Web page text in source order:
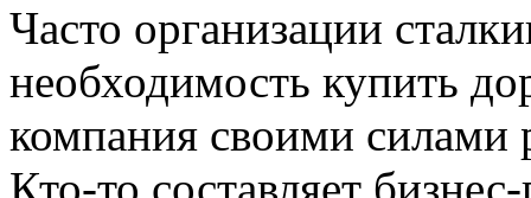
Часто организации
необходимость купить
компания своими силами
Кто-то составляет